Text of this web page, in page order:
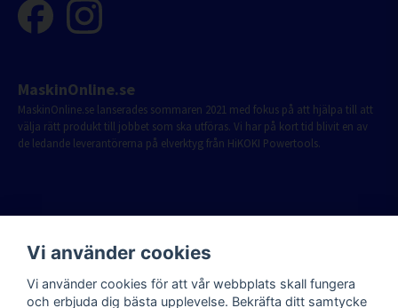
MaskinOnline.se
MaskinOnline.se lanserades sommaren 2021 med fokus på att hjälpa till att
välja rätt produkt till jobbet som ska utföras. Vi har på kort tid blivit en av
de ledande leverantörerna på elverktyg från HiKOKI Powertools.
Vi använder cookies
Vi använder cookies för att vår webbplats skall fungera
och erbjuda dig bästa upplevelse. Bekräfta ditt samtycke